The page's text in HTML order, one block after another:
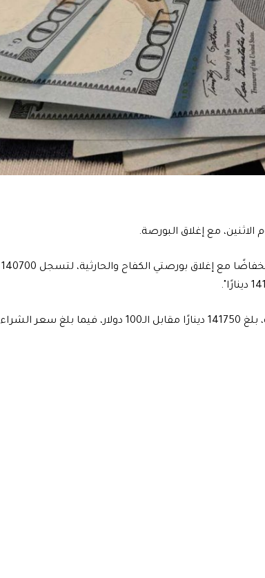
الاثنين، مع إغلاق البورصة.
وقال مراسل "الرشيد"، إن "أسعار صرف الدولار شهدت انخفاضًا مع إغلاق بورصتي الكفاح والحارثية، لتسجل 140700
واضاف، أن "سعر بيع الدولار في شركات ومحال الصرافة، بلغ 141750 دينارًا مقابل الـ100 دولار، فيما بلغ سعر الشراء